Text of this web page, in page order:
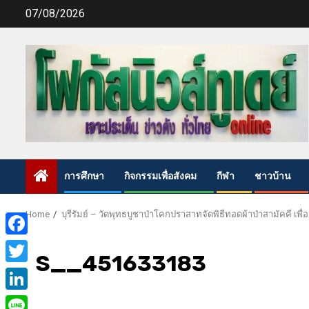
07/08/2026
การศึกษา กิจกรรมเพื่อสังคม กีฬา ชาวบ้าน
Home บุรีรัมย์ – วัดพุทธบูชาป่าโคกปราสาทจัดพิธีทอดผ้าป่าสามัคคี เพื่
S__451633183
Facebook
Twitter
LinkedIn